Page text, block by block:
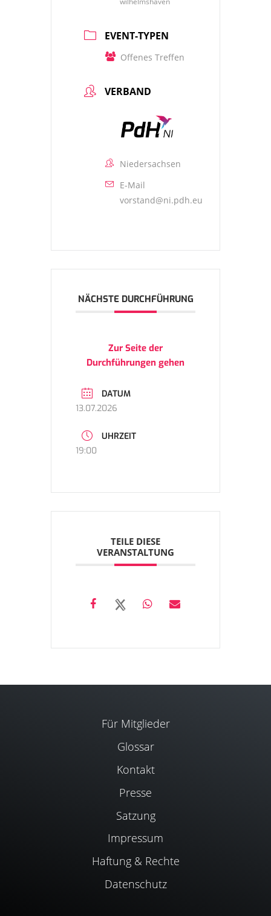
EVENT-TYPEN
Offenes Treffen
VERBAND
Niedersachsen
E-Mail
vorstand@ni.pdh.eu
NÄCHSTE DURCHFÜHRUNG
Zur Seite der
Durchführungen gehen
DATUM
13.07.2026
UHRZEIT
19:00
TEILE DIESE
VERANSTALTUNG
Für Mitglieder
Glossar
Kontakt
Presse
Satzung
Impressum
Haftung & Rechte
Datenschutz